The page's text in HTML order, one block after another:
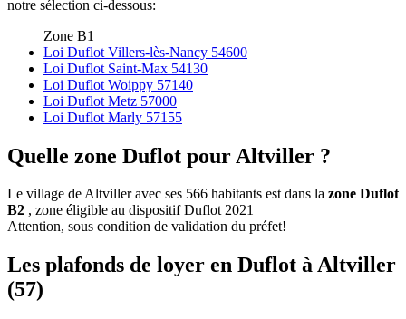
notre sélection ci-dessous:
Zone B1
Loi Duflot Villers-lès-Nancy 54600
Loi Duflot Saint-Max 54130
Loi Duflot Woippy 57140
Loi Duflot Metz 57000
Loi Duflot Marly 57155
Quelle zone Duflot pour Altviller ?
Le village de Altviller avec ses 566 habitants est dans la zone Duflot
B2 , zone éligible au dispositif Duflot 2021
Attention, sous condition de validation du préfet!
Les plafonds de loyer en Duflot à Altviller
(57)